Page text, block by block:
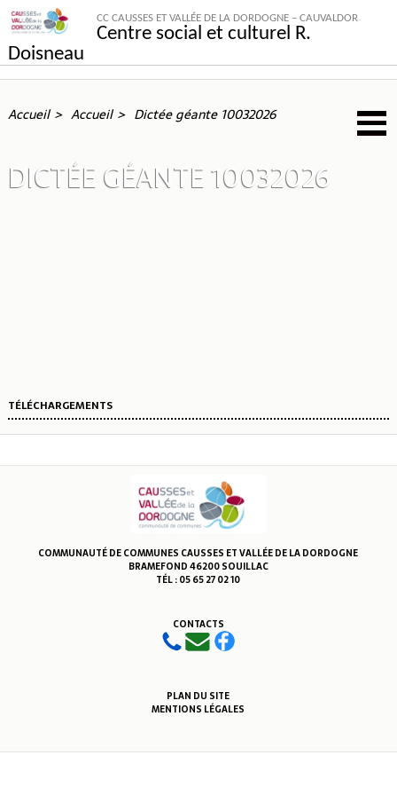
CC CAUSSES ET VALLÉE DE LA DORDOGNE – CAUVALDOR
Centre social et culturel R.
Doisneau
Accueil Accueil Dictée géante 10032026
DICTÉE GÉANTE 10032026
TÉLÉCHARGEMENTS
COMMUNAUTÉ DE COMMUNES CAUSSES ET VALLÉE DE LA DORDOGNE
BRAMEFOND 46200 SOUILLAC
TÉL : 05 65 27 02 10
CONTACTS
PLAN DU SITE
MENTIONS LÉGALES